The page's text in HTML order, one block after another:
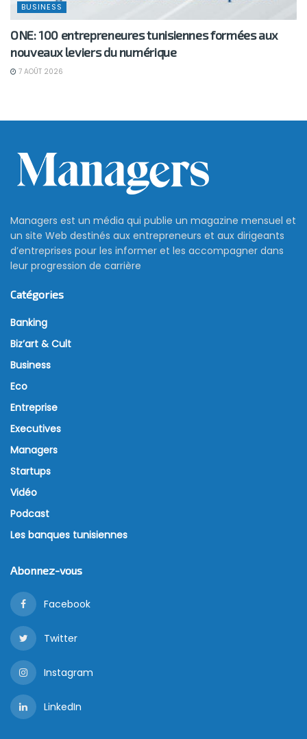
BUSINESS
ONE: 100 entrepreneures tunisiennes formées aux
nouveaux leviers du numérique
7 AOÛT 2026
Managers est un média qui publie un magazine mensuel et
un site Web destinés aux entrepreneurs et aux dirigeants
d’entreprises pour les informer et les accompagner dans
leur progression de carrière
Catégories
Banking
Biz’art & Cult
Business
Eco
Entreprise
Executives
Managers
Startups
Vidéo
Podcast
Les banques tunisiennes
Abonnez-vous
Facebook
Twitter
Instagram
LinkedIn